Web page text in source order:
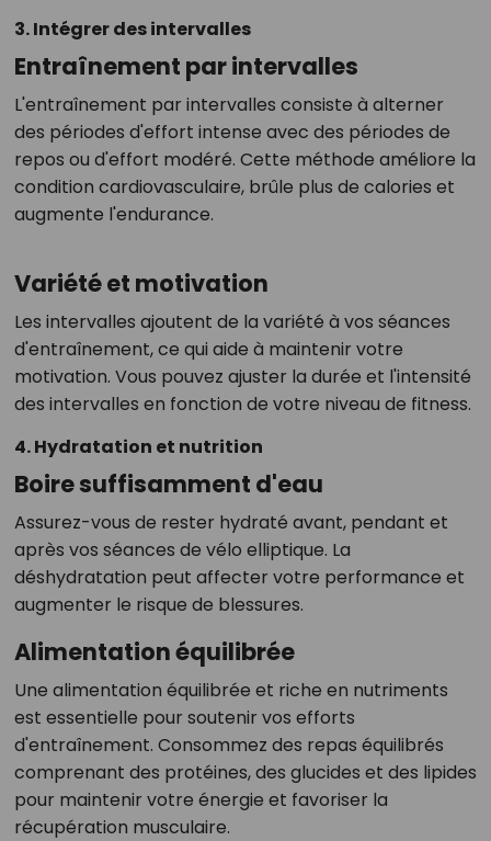
3. Intégrer des intervalles
Entraînement par intervalles
L'entraînement par intervalles consiste à alterner
des périodes d'effort intense avec des périodes de
repos ou d'effort modéré. Cette méthode améliore la
condition cardiovasculaire, brûle plus de calories et
augmente l'endurance.
Variété et motivation
Les intervalles ajoutent de la variété à vos séances
d'entraînement, ce qui aide à maintenir votre
motivation. Vous pouvez ajuster la durée et l'intensité
des intervalles en fonction de votre niveau de fitness.
4. Hydratation et nutrition
Boire suffisamment d'eau
Assurez-vous de rester hydraté avant, pendant et
après vos séances de vélo elliptique. La
déshydratation peut affecter votre performance et
augmenter le risque de blessures.
Alimentation équilibrée
Une alimentation équilibrée et riche en nutriments
est essentielle pour soutenir vos efforts
d'entraînement. Consommez des repas équilibrés
comprenant des protéines, des glucides et des lipides
pour maintenir votre énergie et favoriser la
récupération musculaire.